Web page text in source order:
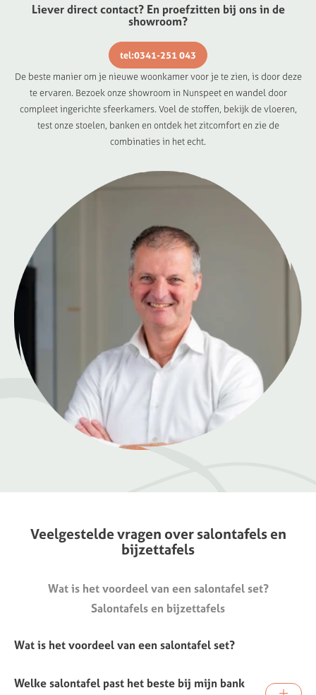
Liever direct contact? En proefzitten bij ons in de
showroom?
tel:0341-251 043
De beste manier om je nieuwe woonkamer voor je te zien, is door deze
te ervaren. Bezoek onze showroom in Nunspeet en wandel door
compleet ingerichte sfeerkamers. Voel de stoffen, bekijk de vloeren,
test onze stoelen, banken en ontdek het zitcomfort en zie de
combinaties in het echt.
Veelgesteldevragen over salontafels en
bijzettafels
Wat is het voordeel van een salontafel set?
Salontafels en bijzettafels
Wat is het voordeel van een salontafel set?
Welke salontafel past het beste bij mijn bank